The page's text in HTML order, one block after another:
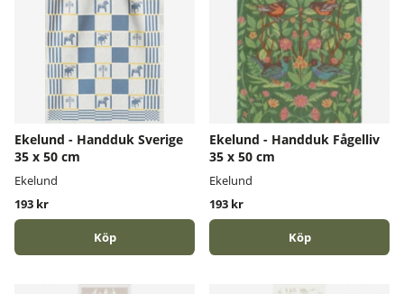
Ekelund - Handduk Sverige
35 x 50 cm
Ekelund
193 kr
Köp
Ekelund - Handduk Fågelliv
35 x 50 cm
Ekelund
193 kr
Köp